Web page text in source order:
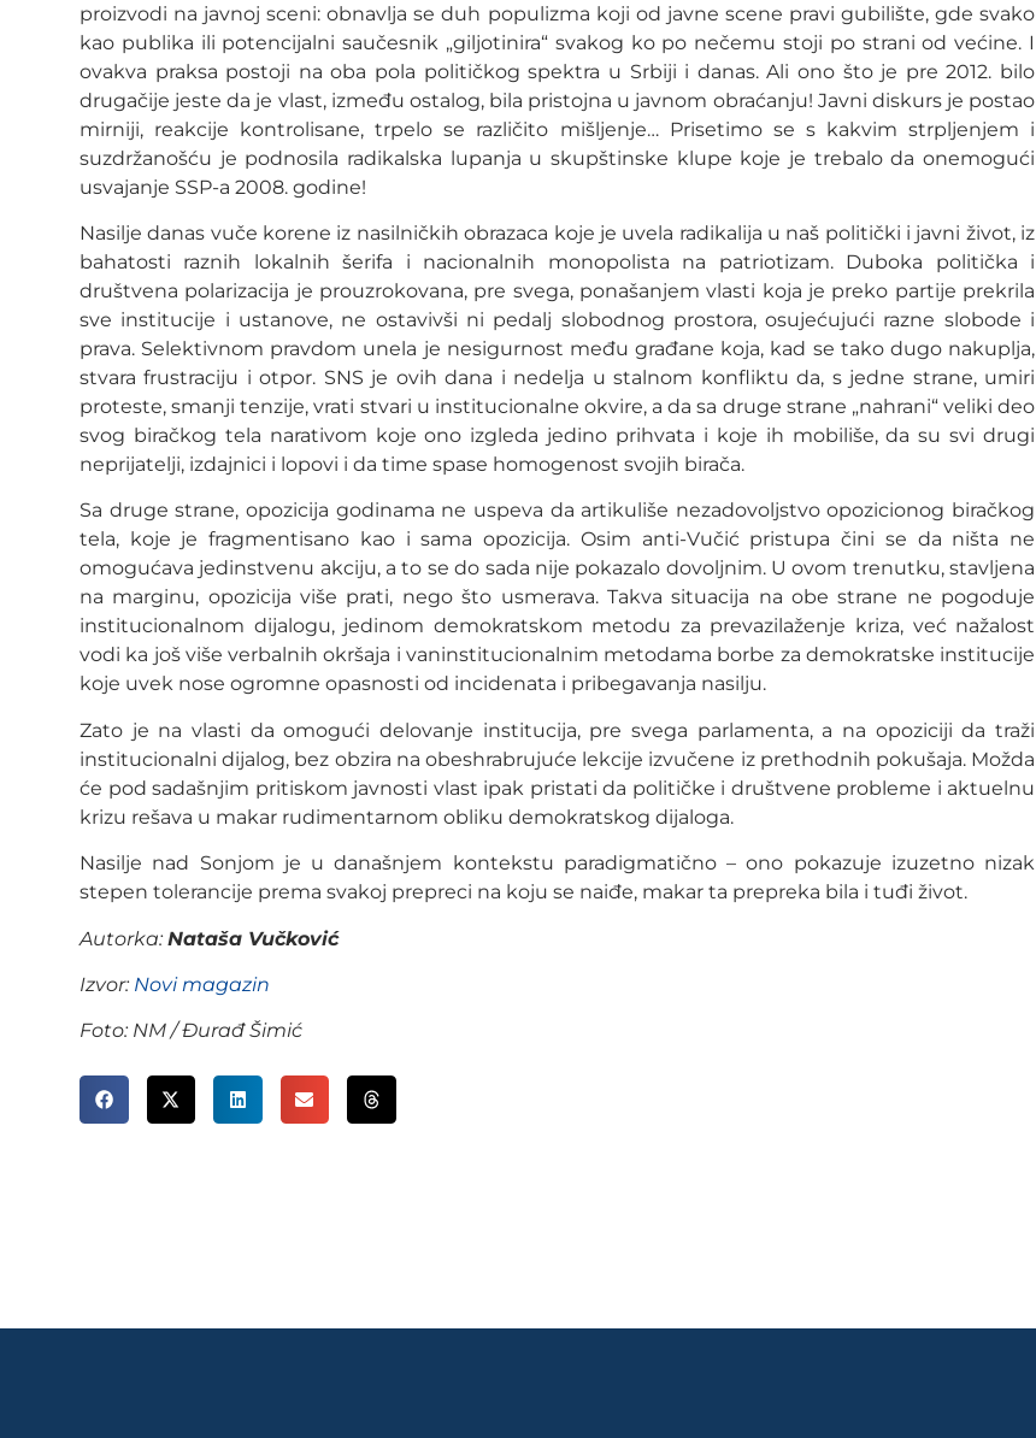
proizvodi na javnoj sceni: obnavlja se duh populizma koji od javne scene pravi gubilište, gde svako
kao publika ili potencijalni saučesnik „giljotinira“ svakog ko po nečemu stoji po strani od većine. I
ovakva praksa postoji na oba pola političkog spektra u Srbiji i danas. Ali ono što je pre 2012. bilo
drugačije jeste da je vlast, između ostalog, bila pristojna u javnom obraćanju! Javni diskurs je postao
mirniji, reakcije kontrolisane, trpelo se različito mišljenje… Prisetimo se s kakvim strpljenjem i
suzdržanošću je podnosila radikalska lupanja u skupštinske klupe koje je trebalo da onemogući
usvajanje SSP-a 2008. godine!
Nasilje danas vuče korene iz nasilničkih obrazaca koje je uvela radikalija u naš politički i javni život, iz
bahatosti raznih lokalnih šerifa i nacionalnih monopolista na patriotizam. Duboka politička i
društvena polarizacija je prouzrokovana, pre svega, ponašanjem vlasti koja je preko partije prekrila
sve institucije i ustanove, ne ostavivši ni pedalj slobodnog prostora, osujećujući razne slobode i
prava. Selektivnom pravdom unela je nesigurnost među građane koja, kad se tako dugo nakuplja,
stvara frustraciju i otpor. SNS je ovih dana i nedelja u stalnom konfliktu da, s jedne strane, umiri
proteste, smanji tenzije, vrati stvari u institucionalne okvire, a da sa druge strane „nahrani“ veliki deo
svog biračkog tela narativom koje ono izgleda jedino prihvata i koje ih mobiliše, da su svi drugi
neprijatelji, izdajnici i lopovi i da time spase homogenost svojih birača.
Sa druge strane, opozicija godinama ne uspeva da artikuliše nezadovoljstvo opozicionog biračkog
tela, koje je fragmentisano kao i sama opozicija. Osim anti-Vučić pristupa čini se da ništa ne
omogućava jedinstvenu akciju, a to se do sada nije pokazalo dovoljnim. U ovom trenutku, stavljena
na marginu, opozicija više prati, nego što usmerava. Takva situacija na obe strane ne pogoduje
institucionalnom dijalogu, jedinom demokratskom metodu za prevazilaženje kriza, već nažalost
vodi ka još više verbalnih okršaja i vaninstitucionalnim metodama borbe za demokratske institucije
koje uvek nose ogromne opasnosti od incidenata i pribegavanja nasilju.
Zato je na vlasti da omogući delovanje institucija, pre svega parlamenta, a na opoziciji da traži
institucionalni dijalog, bez obzira na obeshrabrujuće lekcije izvučene iz prethodnih pokušaja. Možda
će pod sadašnjim pritiskom javnosti vlast ipak pristati da političke i društvene probleme i aktuelnu
krizu rešava u makar rudimentarnom obliku demokratskog dijaloga.
Nasilje nad Sonjom je u današnjem kontekstu paradigmatično – ono pokazuje izuzetno nizak
stepen tolerancije prema svakoj prepreci na koju se naiđe, makar ta prepreka bila i tuđi život.
Autorka:Nataša Vučković
Izvor: Novi magazin
Foto: NM / Đurađ Šimić